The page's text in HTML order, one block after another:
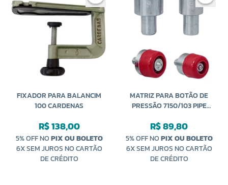
FIXADOR PARA BALANCIM
100 CARDENAS
R$ 138,00
5% OFF NOPIX OU BOLETO
6X SEM JUROS NO CARTÃO
DE CRÉDITO
MATRIZ PARA BOTÃO DE
PRESSÃO 7150/103 PIPE
R$ 89,80
5% OFF NOPIX OU BOLETO
6X SEM JUROS NO CARTÃO
DE CRÉDITO